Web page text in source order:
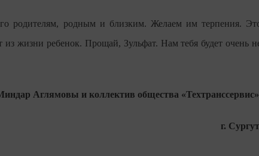
родителям, родным и близким. Желаем им терпения.
из жизни ребенок. Прощай, Зульфат. Нам тебя будет очень
Аглямовы и коллектив общества
г.